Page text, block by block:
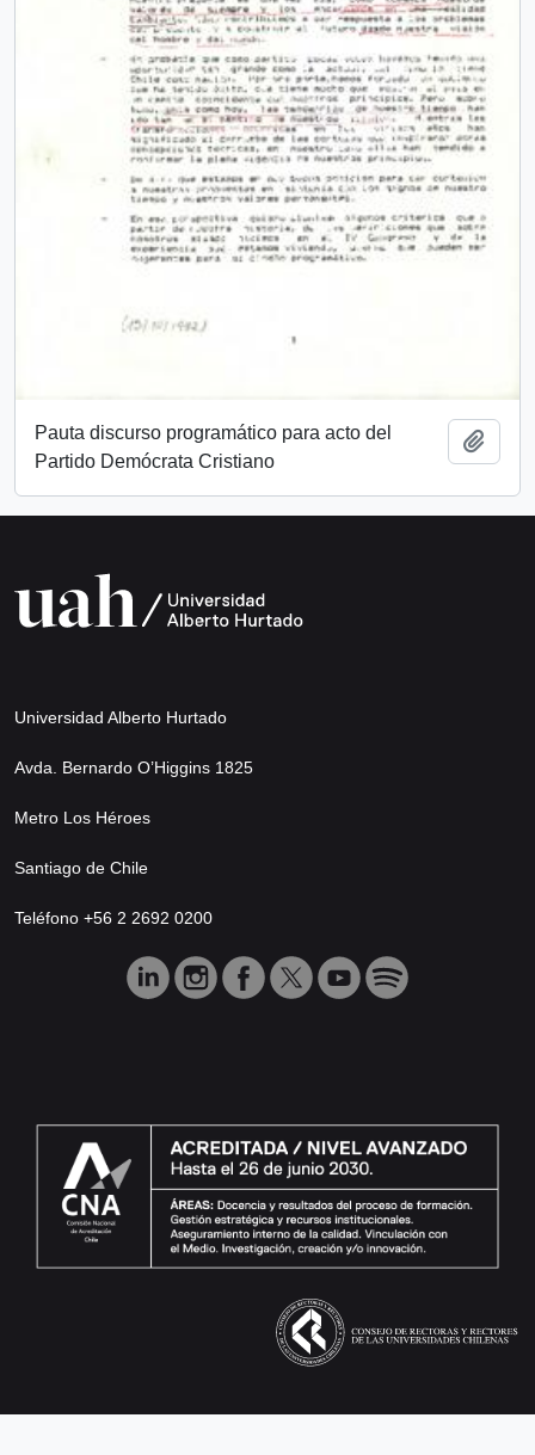
Pauta discurso programático para acto del
Partido Demócrata Cristiano
Universidad Alberto Hurtado
Avda. Bernardo O’Higgins 1825
Metro Los Héroes
Santiago de Chile
Teléfono +56 2 2692 0200